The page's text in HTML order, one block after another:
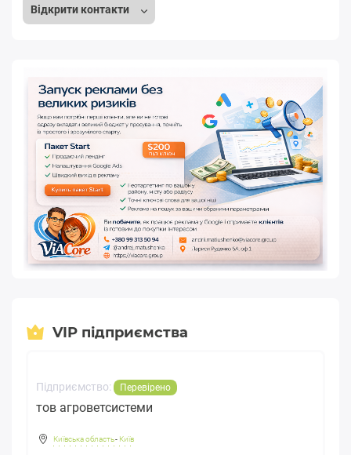
Відкрити контакти
VIP підприємства
Підприємство: Перевірено
тов агроветсистеми
Київська область- Київ